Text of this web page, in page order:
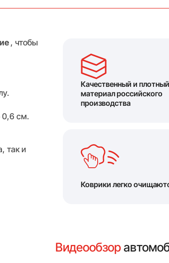
, чтобы
0,6 см.
так и
Качественный и плотный
материал российского
производства
Коврики легко
Видеообзор